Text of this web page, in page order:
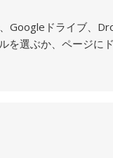
Googleドライブ、
を選ぶか、ページに